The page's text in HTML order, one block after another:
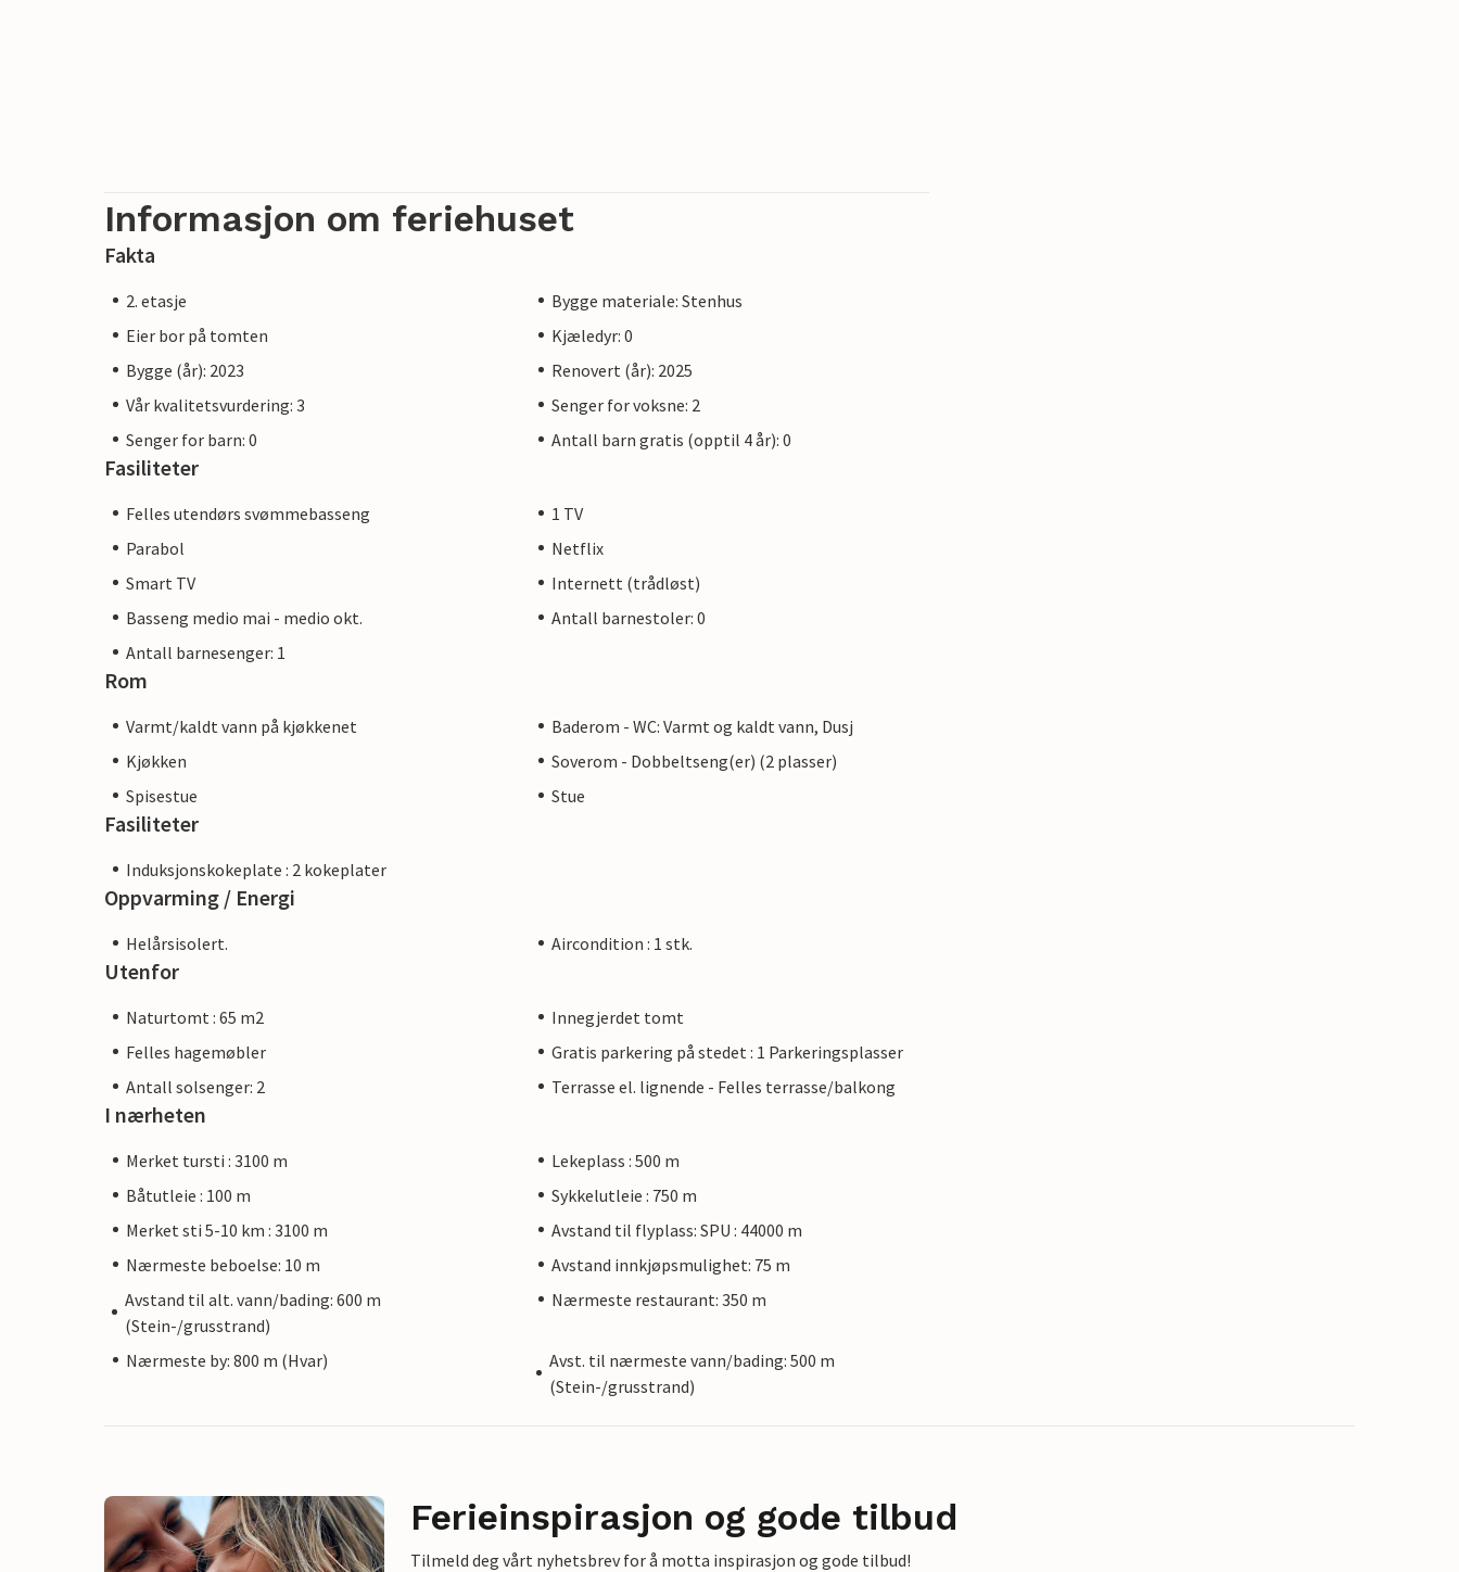
Informasjon om feriehuset
Fakta
2. etasje
Bygge materiale: Stenhus
Eier bor på tomten
Kjæledyr: 0
Bygge (år): 2023
Renovert (år): 2025
Vår kvalitetsvurdering: 3
Senger for voksne: 2
Senger for barn: 0
Antall barn gratis (opptil 4 år): 0
Fasiliteter
Felles utendørs svømmebasseng
1 TV
Parabol
Netflix
Smart TV
Internett (trådløst)
Basseng medio mai - medio okt.
Antall barnestoler: 0
Antall barnesenger: 1
Rom
Varmt/kaldt vann på kjøkkenet
Baderom - WC: Varmt og kaldt vann, Dusj
Kjøkken
Soverom - Dobbeltseng(er) (2 plasser)
Spisestue
Stue
Fasiliteter
Induksjonskokeplate : 2 kokeplater
Oppvarming / Energi
Helårsisolert. Aircondition : 1 stk.
Utenfor
Naturtomt : 65 m2
Innegjerdet tomt
Felles hagemøbler
Gratis parkering på stedet : 1 Parkeringsplasser
Antall solsenger: 2
Terrasse el. lignende - Felles terrasse/balkong
I nærheten
Merket tursti : 3100 m
Lekeplass : 500 m
Båtutleie : 100 m
Sykkelutleie : 750 m
Merket sti 5-10 km : 3100 m
Avstand til flyplass: SPU : 44000 m
Nærmeste beboelse: 10 m
Avstand innkjøpsmulighet: 75 m
Avstand til alt. vann/bading: 600 m
(Stein-/grusstrand)
Nærmeste restaurant: 350 m
Nærmeste by: 800 m (Hvar)
Avst. til nærmeste vann/bading: 500 m
(Stein-/grusstrand)
Ferieinspirasjon og gode tilbud
Tilmeld deg vårt nyhetsbrev for å motta inspirasjon og gode tilbud!